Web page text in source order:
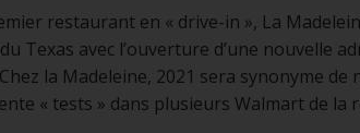
restaurant en « drive-in », La
Texas avec l’ouverture d’une nouvelle
la Madeleine, 2021 sera synonyme
« tests » dans plusieurs Walmart de la